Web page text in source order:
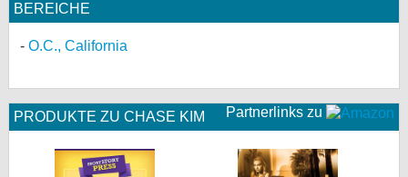
BEREICHE
O.C., California
Partnerlinks zu
PRODUKTE ZU CHASE KIM